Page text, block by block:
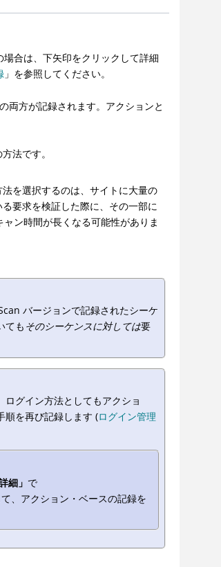
合は、下矢印をクリックして詳細
」を参照してください。
両方が記録されます。アクションと
法です。
を選択するのは、サイトに大量の
要求を検証した際に、その一部に
ン時間が長くなる可能性がありま
バージョンで記録されたシーケ
ても そのシーケンスに対しては要
グイン方法としてもアクショ
順を再び記録します (ログイン管理
細」 で
、アクション・ベースの記録を